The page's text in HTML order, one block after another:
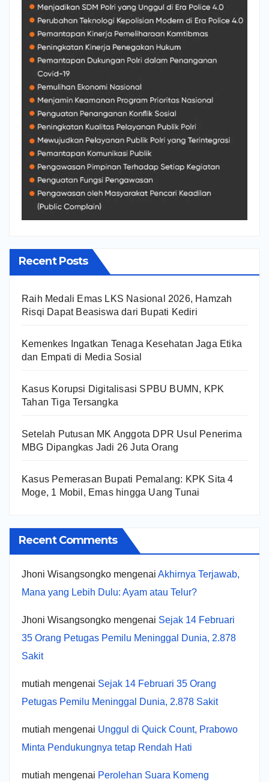
Recent Posts
Raih Medali Emas LKS Nasional 2026, Hamzah
Risqi Dapat Beasiswa dari Bupati Kediri
Kemenkes Ingatkan Tenaga Kesehatan Jaga Etika
dan Empati di Media Sosial
Kasus Korupsi Digitalisasi SPBU BUMN, KPK
Tahan Tiga Tersangka
Setelah Putusan MK Anggota DPR Usul Penerima
MBG Dipangkas Jadi 26 Juta Orang
Kasus Pemerasan Bupati Pemalang: KPK Sita 4
Moge, 1 Mobil, Emas hingga Uang Tunai
Recent Comments
Jhoni Wisangsongko mengenai Akhirnya Terjawab,
Mana yang Lebih Dulu: Ayam atau Telur?
Jhoni Wisangsongko mengenai Sejak 14 Februari
35 Orang Petugas Pemilu Meninggal Dunia, 2.878
Sakit
mutiah mengenai Sejak 14 Februari 35 Orang
Petugas Pemilu Meninggal Dunia, 2.878 Sakit
mutiah mengenai Unggul di Quick Count, Prabowo
Minta Pendukungnya tetap Rendah Hati
mutiah mengenai Perolehan Suara Komeng